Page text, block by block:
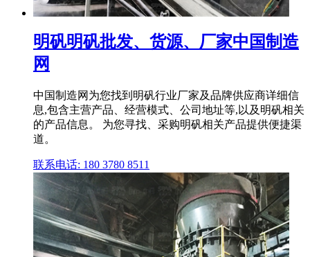
明矾明矾批发、货源、厂家中国制造
网
中国制造网为您找到明矾行业厂家及品牌供应商详细信
息,包含主营产品、经营模式、公司地址等,以及明矾相关
的产品信息。 为您寻找、采购明矾相关产品提供便捷渠
道。
联系电话: 180 3780 8511